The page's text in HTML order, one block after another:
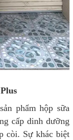
phẩm hộp sữa
cấp dinh dưỡng
còi. Sự khác biệt